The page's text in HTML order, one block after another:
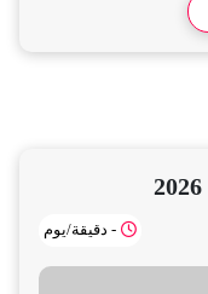
- دقيقة/يوم